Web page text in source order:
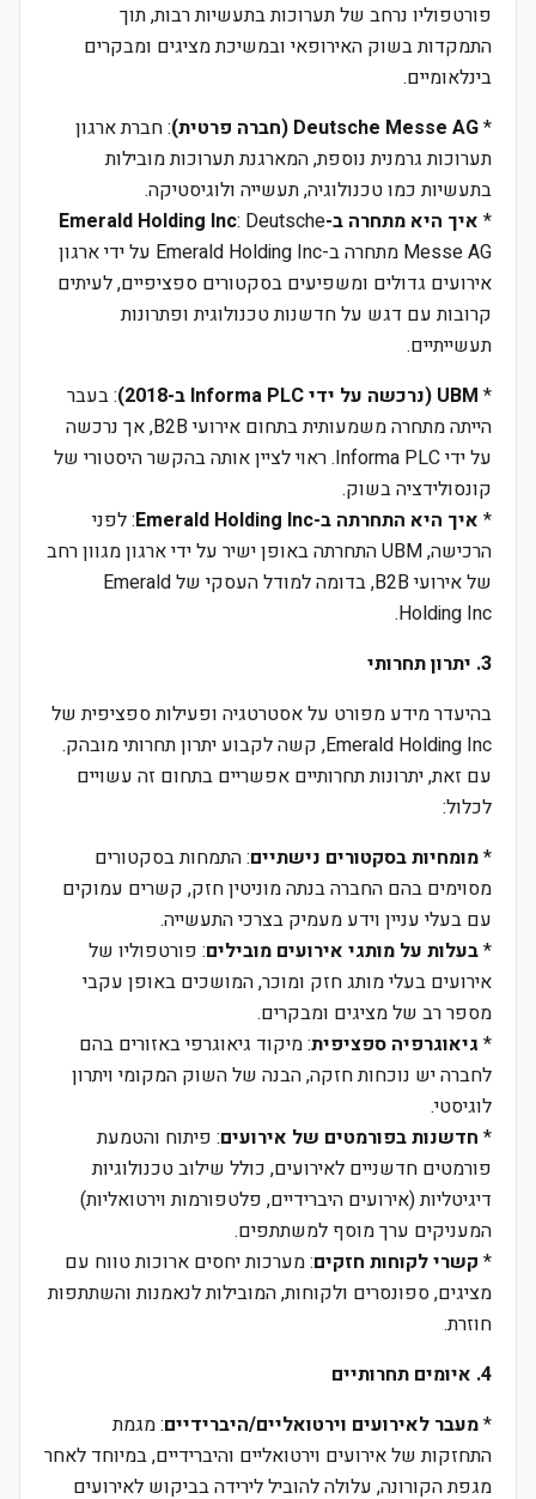
פורטפוליו נרחב של תערוכות בתעשיות רבות, תוך
התמקדות בשוק האירופאי ובמשיכת מציגים ומבקרים
בינלאומיים.
*Deutsche Messe AG (חברה פרטית)
: חברת ארגון
תערוכות גרמנית נוספת, המארגנת תערוכות מובילות
בתעשיות כמו טכנולוגיה, תעשייה ולוגיסטיקה.
* איך היא מתחרה ב-Emerald Holding Inc: Deutsche
Messe AG מתחרה ב-Emerald Holding Inc על ידי ארגון
אירועים גדולים ומשפיעים בסקטורים ספציפיים, לעיתים
קרובות עם דגש על חדשנות טכנולוגית ופתרונות
תעשייתיים.
* UBM (נרכשה על ידי Informa PLC ב-2018)
: בעבר
הייתה מתחרה משמעותית בתחום אירועי B2B, אך נרכשה
על ידי Informa PLC. ראוי לציין אותה בהקשר היסטורי של
קונסולידציה בשוק.
* איך היא התחרתה ב-Emerald Holding Inc
: לפני
הרכישה, UBM התחרתה באופן ישיר על ידי ארגון מגוון רחב
של אירועי B2B, בדומה למודל העסקי של Emerald
Holding Inc.
3. יתרון תחרותי
בהיעדר מידע מפורט על אסטרטגיה ופעילות ספציפית של
Emerald Holding Inc, קשה לקבוע יתרון תחרותי מובהק.
עם זאת, יתרונות תחרותיים אפשריים בתחום זה עשויים
לכלול:
*מומחיות בסקטורים נישתיים: התמחות בסקטורים
מסוימים בהם החברה בנתה מוניטין חזק, קשרים עמוקים
עם בעלי עניין וידע מעמיק בצרכי התעשייה.
*בעלות על מותגי אירועים מובילים: פורטפוליו של
אירועים בעלי מותג חזק ומוכר, המושכים באופן עקבי
מספר רב של מציגים ומבקרים.
* גיאוגרפיה ספציפית: מיקוד גיאוגרפי באזורים בהם
לחברה יש נוכחות חזקה, הבנה של השוק המקומי ויתרון
לוגיסטי.
* חדשנות בפורמטים של אירועים: פיתוח והטמעת
פורמטים חדשניים לאירועים, כולל שילוב טכנולוגיות
דיגיטליות (אירועים היברידיים, פלטפורמות וירטואליות)
המעניקים ערך מוסף למשתתפים.
* קשרי לקוחות חזקים: מערכות יחסים ארוכות טווח עם
מציגים, ספונסרים ולקוחות, המובילות לנאמנות והשתתפות
חוזרת.
4. איומים תחרותיים
*מעבר לאירועים וירטואליים/היברידיים: מגמת
התחזקות של אירועים וירטואליים והיברידיים, במיוחד לאחר
מגפת הקורונה, עלולה להוביל לירידה בביקוש לאירועים